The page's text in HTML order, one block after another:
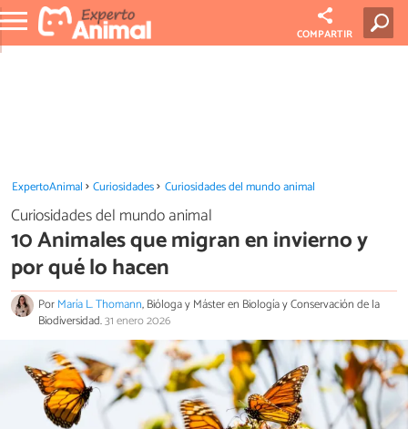
COMPARTIR
ExpertoAnimal Curiosidades Curiosidades del mundo animal
Curiosidades del mundo animal
10 Animales que migran en invierno y
por qué lo hacen
PorMaría L. Thomann, Bióloga y Máster en Biología y Conservación de la
Biodiversidad.31 enero 2026